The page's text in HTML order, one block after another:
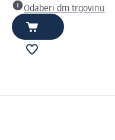
Odaberi dm trgovinu